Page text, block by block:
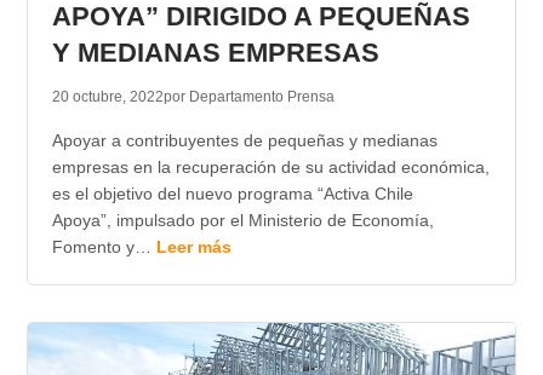
APOYA” DIRIGIDO A PEQUEÑAS
Y MEDIANAS EMPRESAS
20 octubre, 2022por Departamento Prensa
Apoyar a contribuyentes de pequeñas y medianas
empresas en la recuperación de su actividad económica,
es el objetivo del nuevo programa “Activa Chile
Apoya”, impulsado por el Ministerio de Economía,
Fomento y… Leer más